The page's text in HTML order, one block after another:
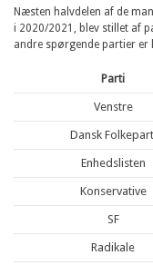
Næsten halvdelen af de
i 2020/2021, blev stillet af
andre spørgende partier er
Parti
Venstre
Dansk
Enhedslisten
Konservative
SF
Radikale